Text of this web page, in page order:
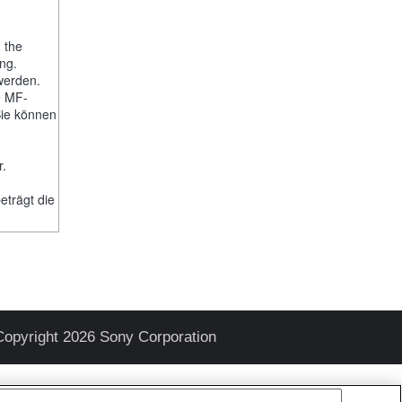
the
MF-
können
die
2026 Sony Corporation